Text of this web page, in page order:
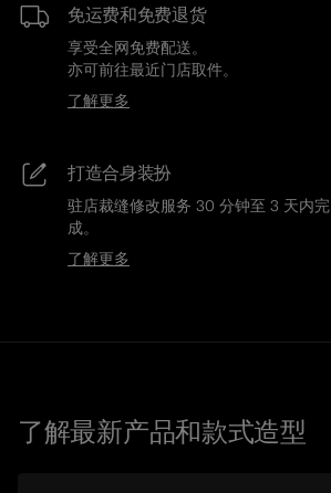
免运费和免费退货
享受全网免费配送。
亦可前往最近门店取件。
了解更多
打造合身装扮
驻店裁缝修改服务 30 分钟至 3 天内完
成。
了解更多
了解最新产品和款式造型